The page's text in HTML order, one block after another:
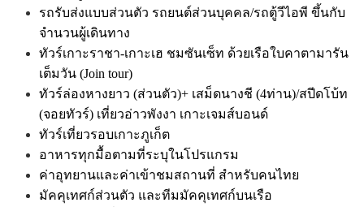
รถรับส่งแบบส่วนตัว รถยนต์ส่วนบุคคล/รถตู้วีไอพี ขึ้นกับ
จำนวนผู้เดินทาง
ทัวร์เกาะราชา-เกาะเฮ ชมซันเซ็ท ด้วยเรือใบคาตามารัน
เต็มวัน (Join tour)
ทัวร์ล่องหางยาว (ส่วนตัว)+ เสม็ดนางชี (4ท่าน)/สปีดโบ้ท
(จอยทัวร์) เที่ยวอ่าวพังงา เกาะเจมส์บอนด์
ทัวร์เที่ยวรอบเกาะภูเก็ต
อาหารทุกมื้อตามที่ระบุในโปรแกรม
ค่าอุทยานและค่าเข้าชมสถานที่ สำหรับคนไทย
มัคคุเทศก์ส่วนตัว และทีมมัคคุเทศก์บนเรือ